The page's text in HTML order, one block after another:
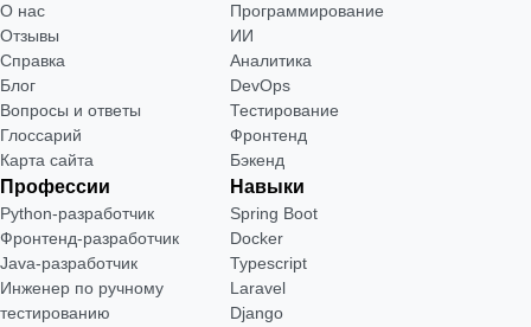
О нас
Отзывы
Справка
Блог
Вопросы и ответы
Глоссарий
Карта сайта
Программирование
ИИ
Аналитика
DevOps
Тестирование
Фронтенд
Бэкенд
Профессии
Python-разработчик
Фронтенд-разработчик
Java-разработчик
Инженер по ручному
тестированию
Навыки
Spring Boot
Docker
Typescript
Laravel
Django